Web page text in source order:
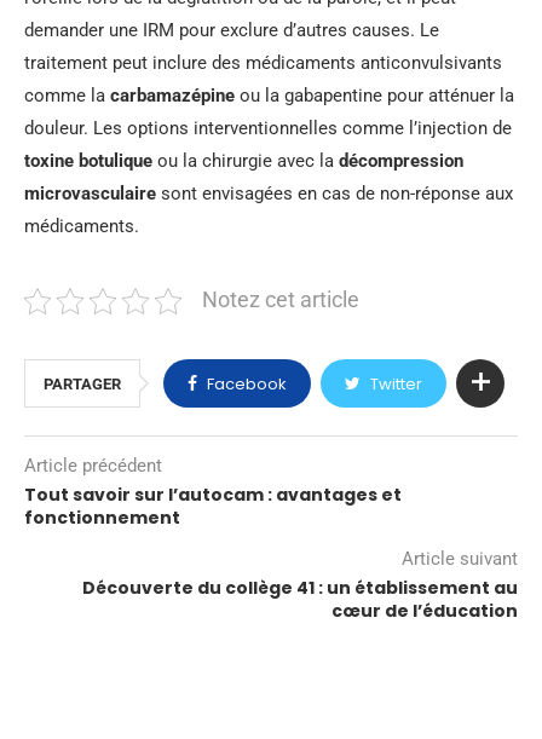
demander une IRM pour exclure d’autres causes. Le
traitement peut inclure des médicaments anticonvulsivants
comme la carbamazépine ou la gabapentine pour atténuer la
douleur. Les options interventionnelles comme l’injection de
toxine botulique ou la chirurgie avec la décompression
microvasculaire sont envisagées en cas de non-réponse aux
médicaments.
Notez cet article
PARTAGER Facebook Twitter
Article précédent
Tout savoir sur l’autocam : avantages et
fonctionnement
Article suivant
Découverte du collège 41 : un établissement au
cœur de l’éducation